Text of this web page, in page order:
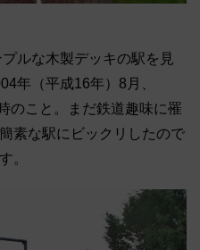
ルな木製デッキの駅を見
年（平成16年）8月、
のこと。まだ鉄道趣味に罹
素な駅にビックリしたので
。